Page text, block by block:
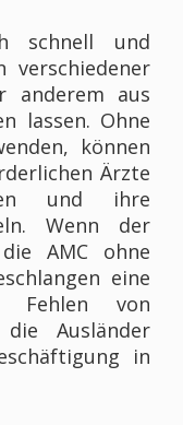
schnell und
verschiedener
anderem aus
lassen. Ohne
können
Ärzte
und ihre
Wenn der
AMC ohne
eine
Fehlen von
Ausländer
in